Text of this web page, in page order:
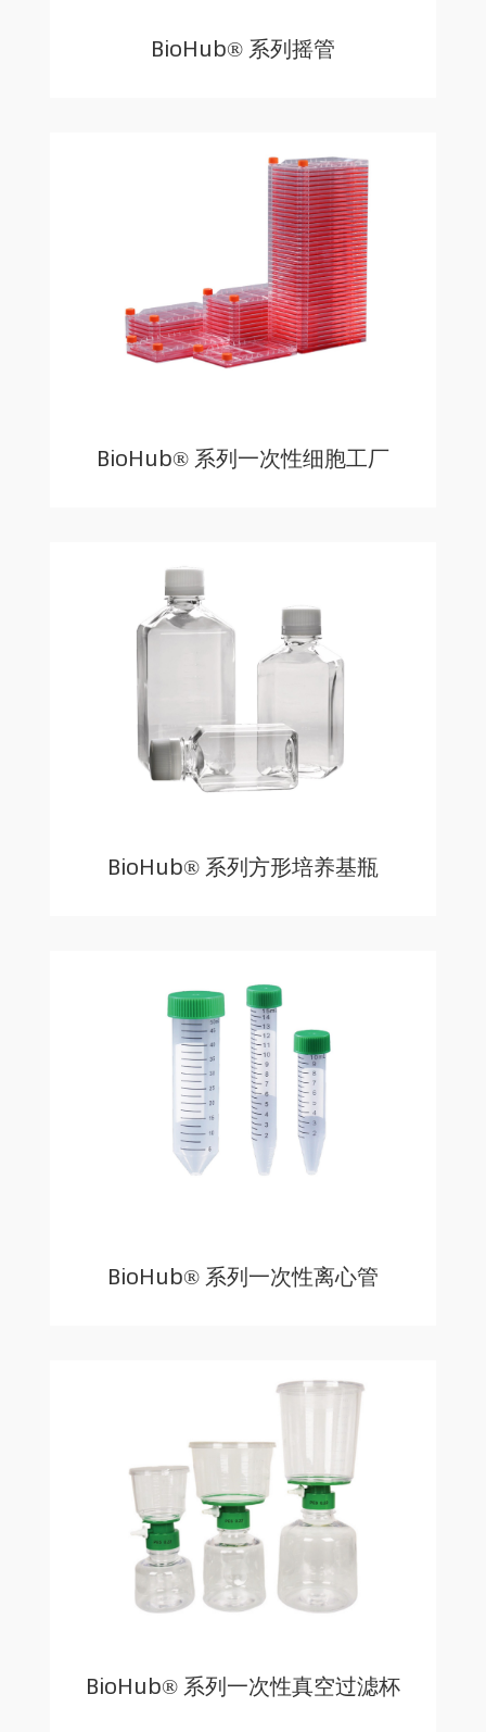
BioHub® 系列摇管
BioHub® 系列一次性细胞工厂
BioHub® 系列方形培养基瓶
BioHub® 系列一次性离心管
BioHub® 系列一次性真空过滤杯